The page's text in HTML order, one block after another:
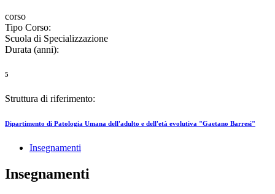
corso
Tipo Corso:
Scuola di Specializzazione
Durata (anni):
5
Struttura di riferimento:
Dipartimento di Patologia Umana dell'adulto e dell'età evolutiva "Gaetano Barresi"
Insegnamenti
Insegnamenti